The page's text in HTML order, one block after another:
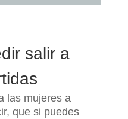
salir a
las mujeres a
que si puedes